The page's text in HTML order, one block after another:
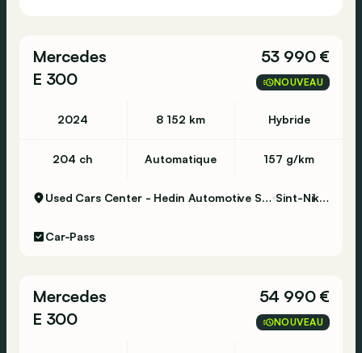
Mercedes
E 300
53 990 €
NOUVEAU
2024 8 152 km Hybride
204 ch Automatique 157 g/km
Used Cars Center - Hedin Automotive Sint-Niklaas Sint-Niklaas
Car-Pass
Mercedes
E 300
54 990 €
NOUVEAU